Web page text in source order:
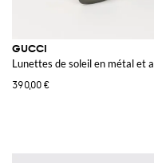
GUCCI
Lunettes de soleil en métal et
390,00 €